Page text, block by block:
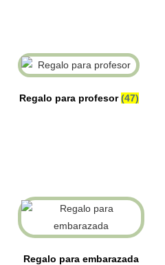
Regalo para profesor(47)
Regalo para embarazada